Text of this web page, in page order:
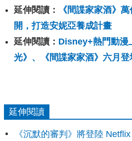
延伸閱讀：
《間諜家家酒》
開，打造安妮亞養成計畫
延伸閱讀： Disney+熱門動漫
光》、《間諜家家酒》六月登
延伸閱讀
《沉默的審判》將登陸